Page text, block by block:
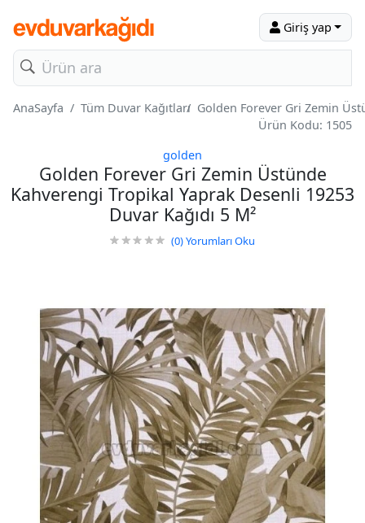
Giriş yap
AnaSayfa Tüm Duvar Kağıtları Golden Forever Gri Zemin
Ürün Kodu: 1505
golden
Golden Forever Gri Zemin Üstünde
Kahverengi Tropikal Yaprak Desenli 19253
Duvar Kağıdı 5 M²
(0)Yorumları Oku